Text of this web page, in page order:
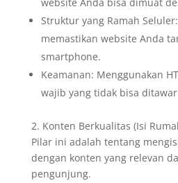
Struktur yang Ramah
memastikan website Anda
smartphone.
Keamanan: Menggunakan
wajib yang tidak bisa
2. Konten Berkualitas (Isi
Pilar ini adalah tentang
dengan konten yang relevan
pengunjung.